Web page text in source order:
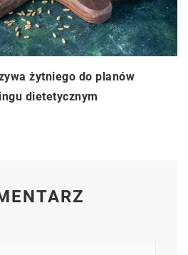
żytniego do planów
dietetycznym